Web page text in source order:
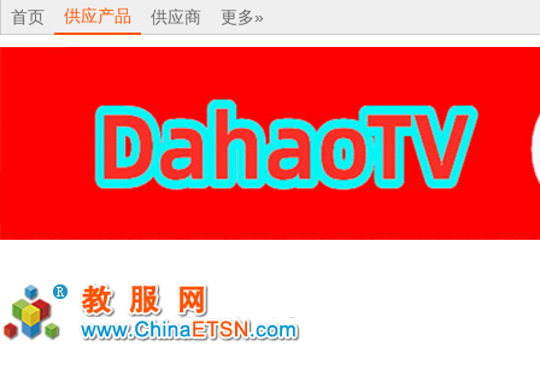
首页 供应产品 供应商 更多»